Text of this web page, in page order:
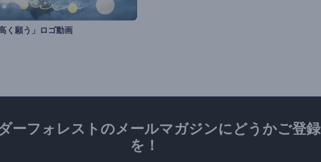
高く願う」ロゴ動画
ーフォレストのメールマガジンにどうかご登録
を！